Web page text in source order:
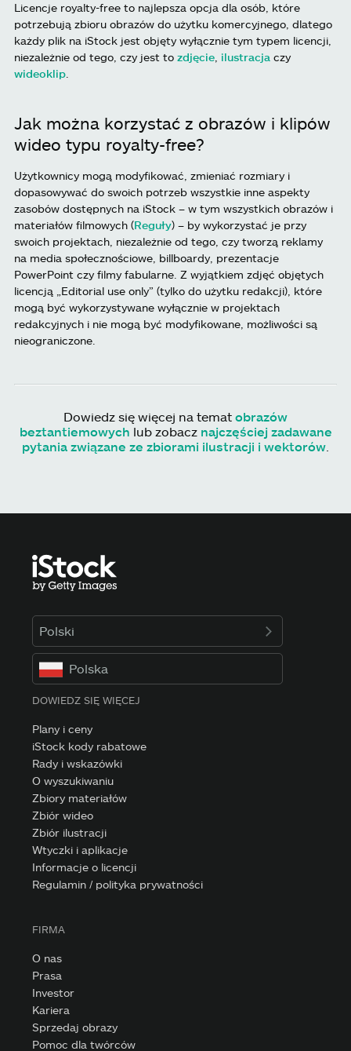
Licencje royalty-free to najlepsza opcja dla osób, które
potrzebują zbioru obrazów do użytku komercyjnego, dlatego
każdy plik na iStock jest objęty wyłącznie tym typem licencji,
niezależnie od tego, czy jest to zdjęcie ilustracja czy
wideoklip
Jak można korzystać z obrazów i klipów
wideo typu royalty-free?
Użytkownicy mogą modyfikować, zmieniać rozmiary i
dopasowywać do swoich potrzeb wszystkie inne aspekty
zasobów dostępnych na iStock – w tym wszystkich obrazów i
materiałów filmowych (Reguły) – by wykorzystać je przy
swoich projektach, niezależnie od tego, czy tworzą reklamy
na media społecznościowe, billboardy, prezentacje
PowerPoint czy filmy fabularne. Z wyjątkiem zdjęć objętych
licencją „Editorial use only” (tylko do użytku redakcji), które
mogą być wykorzystywane wyłącznie w projektach
redakcyjnych i nie mogą być modyfikowane, możliwości są
nieograniczone.
Dowiedz się więcej na temat obrazów
beztantiemowych lub zobacz najczęściej zadawane
pytania związane ze zbiorami ilustracji i wektorów
Polski
Polska
DOWIEDZ SIĘ WIĘCEJ
Plany i ceny
iStock kody rabatowe
Rady i wskazówki
O wyszukiwaniu
Zbiory materiałów
Zbiór wideo
Zbiór ilustracji
Wtyczki i aplikacje
Informacje o licencji
Regulamin / polityka prywatności
FIRMA
O nas
Prasa
Investor
Kariera
Sprzedaj obrazy
Pomoc dla twórców